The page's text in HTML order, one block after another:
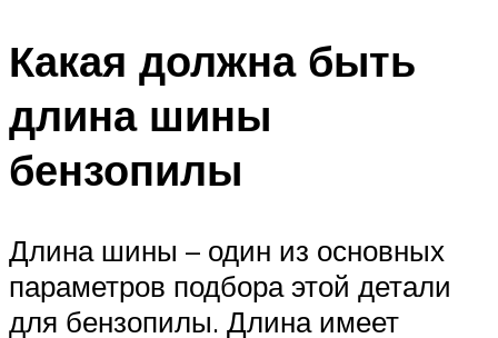
Какая должна быть
длина шины
бензопилы
Длина шины – один из основных
параметров подбора этой детали
для бензопилы. Длина имеет